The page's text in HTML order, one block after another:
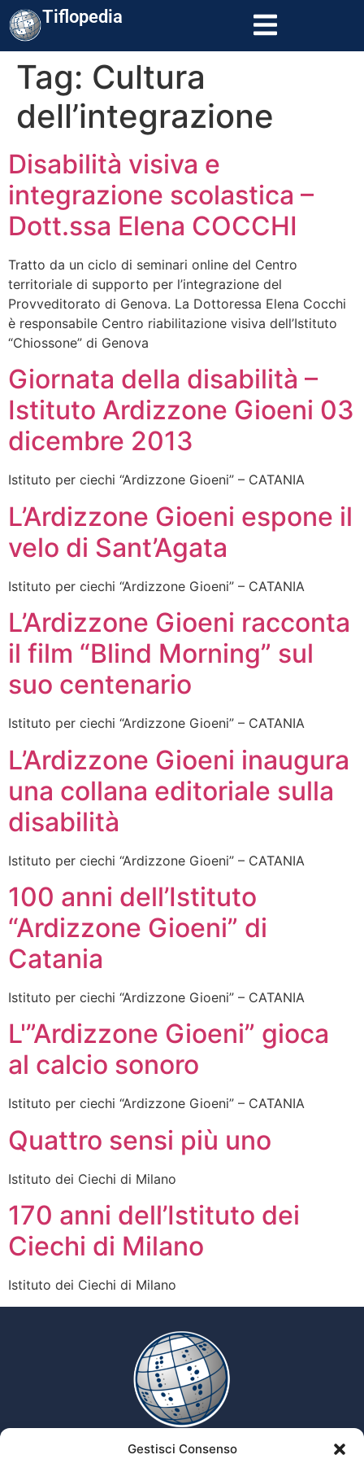
Gestisci Consenso
contenutoTiflopedia
Tag: Cultura
dell’integrazione
Disabilità visiva e
integrazione scolastica –
Dott.ssa Elena COCCHI
Tratto da un ciclo di seminari online del Centro
territoriale di supporto per l’integrazione del
Provveditorato di Genova. La Dottoressa Elena Cocchi
è responsabile Centro riabilitazione visiva dell’Istituto
“Chiossone” di Genova
Giornata della disabilità –
Istituto Ardizzone Gioeni 03
dicembre 2013
Istituto per ciechi “Ardizzone Gioeni” – CATANIA
L’Ardizzone Gioeni espone il
velo di Sant’Agata
Istituto per ciechi “Ardizzone Gioeni” – CATANIA
L’Ardizzone Gioeni racconta
il film “Blind Morning” sul
suo centenario
Istituto per ciechi “Ardizzone Gioeni” – CATANIA
L’Ardizzone Gioeni inaugura
una collana editoriale sulla
disabilità
Istituto per ciechi “Ardizzone Gioeni” – CATANIA
100 anni dell’Istituto
“Ardizzone Gioeni” di
Catania
Istituto per ciechi “Ardizzone Gioeni” – CATANIA
L'”Ardizzone Gioeni” gioca
al calcio sonoro
Istituto per ciechi “Ardizzone Gioeni” – CATANIA
Quattro sensi più uno
Istituto dei Ciechi di Milano
170 anni dell’Istituto dei
Ciechi di Milano
Istituto dei Ciechi di Milano